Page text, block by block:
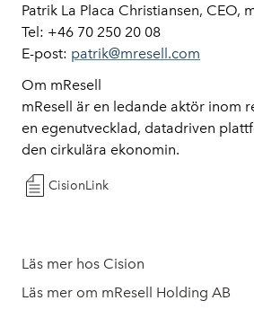
Patrik La Placa Christiansen, CEO,
Tel: +46 70 250 20 08
E-post: patrik@mresell.com
Om mResell
mResell är en ledande aktör inom
en egenutvecklad, datadriven
den cirkulära ekonomin.
CisionLink
Läs mer hos Cision
Läs mer om mResell Holding AB